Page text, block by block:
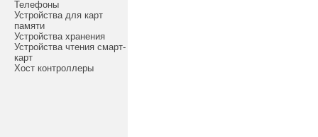
Телефоны
Устройства для карт
памяти
Устройства хранения
Устройства чтения смарт-
карт
Хост контроллеры